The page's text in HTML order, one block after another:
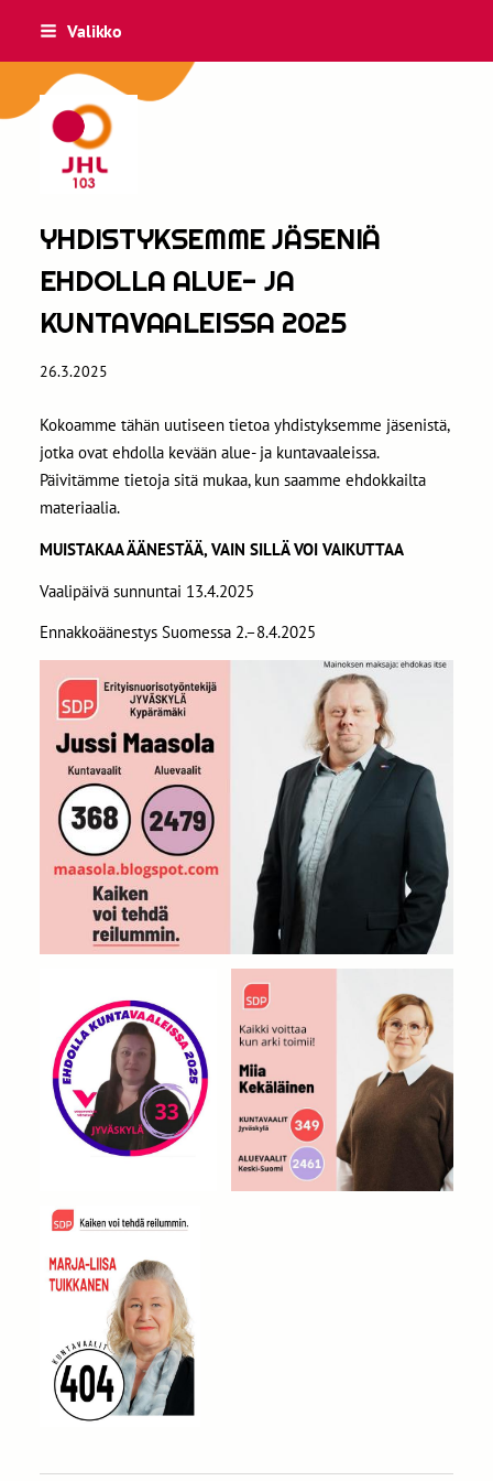
Siirry
sisältöön
Valikko
JHL 103
YHDISTYKSEMME JÄSENIÄ
EHDOLLA ALUE- JA
KUNTAVAALEISSA 2025
26.3.2025
Kokoamme tähän uutiseen tietoa yhdistyksemme jäsenistä,
jotka ovat ehdolla kevään alue- ja kuntavaaleissa.
Päivitämme tietoja sitä mukaa, kun saamme ehdokkailta
materiaalia.
MUISTAKAA ÄÄNESTÄÄ, VAIN SILLÄ VOI VAIKUTTAA
Vaalipäivä sunnuntai 13.4.2025
Ennakkoäänestys Suomessa 2.–8.4.2025